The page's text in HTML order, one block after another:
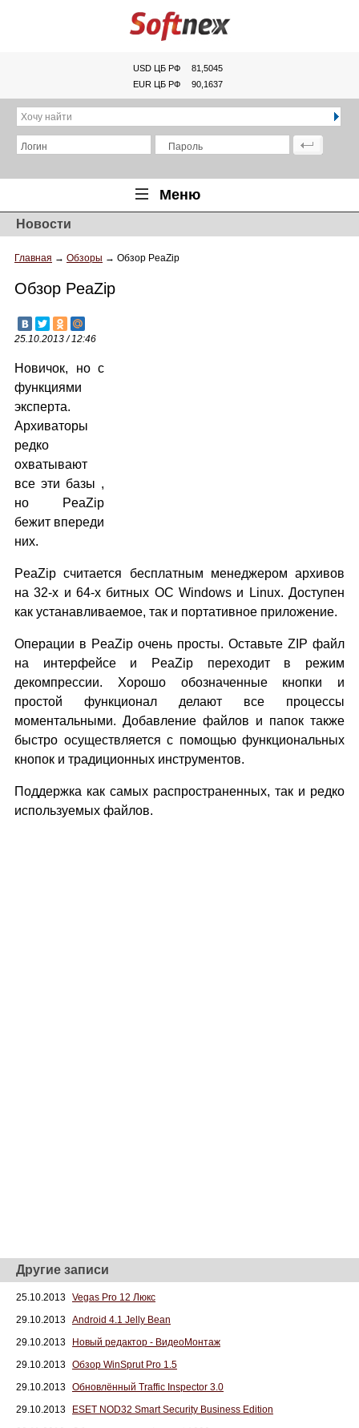
USD ЦБ РФ
81,5045
EUR ЦБ РФ
90,1637
Хочу найти
Логин Пароль
Меню
Главная
Обзоры
Новости
Новинки
Новости
Главная → Обзоры → Обзор PeaZip
Обзор PeaZip
25.10.2013 / 12:46
Новичок, но с
функциями
эксперта.
Архиваторы
редко
охватывают
все эти базы ,
но PeaZip
бежит впереди
них.
PeaZip считается бесплатным менеджером архивов
на 32-х и 64-х битных ОС Windows и Linux. Доступен
как устанавливаемое, так и портативное приложение.
Операции в PeaZip очень просты. Оставьте ZIP файл
на интерфейсе и PeaZip переходит в режим
декомпрессии. Хорошо обозначенные кнопки и
простой функционал делают все процессы
моментальными. Добавление файлов и папок также
быстро осуществляется с помощью функциональных
кнопок и традиционных инструментов.
Поддержка как самых распространенных, так и редко
используемых файлов.
Другие записи
25.10.2013 Vegas Pro 12 Люкс
29.10.2013 Android 4.1 Jelly Bean
29.10.2013
Новый редактор - ВидеоМонтаж
29.10.2013 Обзор WinSрrut Prо 1.5
29.10.2013 Обновлённый Traffiс Inspectоr 3.0
29.10.2013
ЕSЕТ NОD32 Smаrt Sеcurity Businеss Editiоn